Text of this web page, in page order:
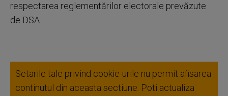
respectarea reglementărilor electorale prevăzute
de DSA.
Setarile tale privind cookie-urile nu permit afisarea
continutul din aceasta sectiune. Poti actualiza